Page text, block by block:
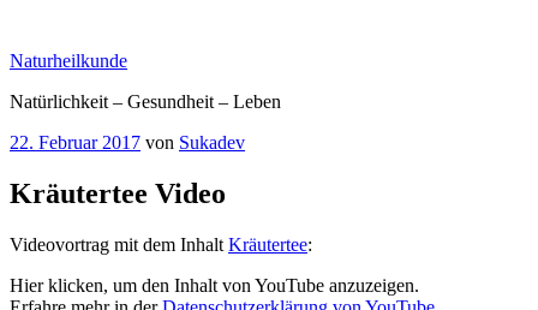
springen
Naturheilkunde
Natürlichkeit – Gesundheit – Leben
Veröffentlicht
22. Februar 2017 von Sukadev
Kräutertee Video
Videovortrag mit dem Inhalt Kräutertee:
„Kräutertee“
von
Hier klicken, um den Inhalt von YouTube anzuzeigen.